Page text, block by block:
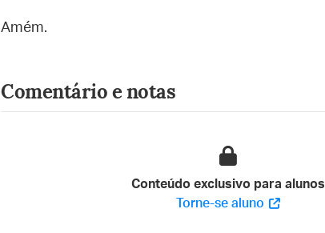
Amém.
Comentário e notas
Conteúdo exclusivo para alunos
Torne-se aluno